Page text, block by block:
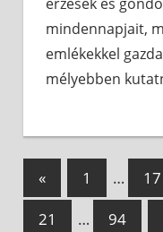
érzések és
mindennapjait,
emlékekkel
mélyebben
Bejegyzések
lapozása
«Previous
Posts
1 … 17
21
… 94